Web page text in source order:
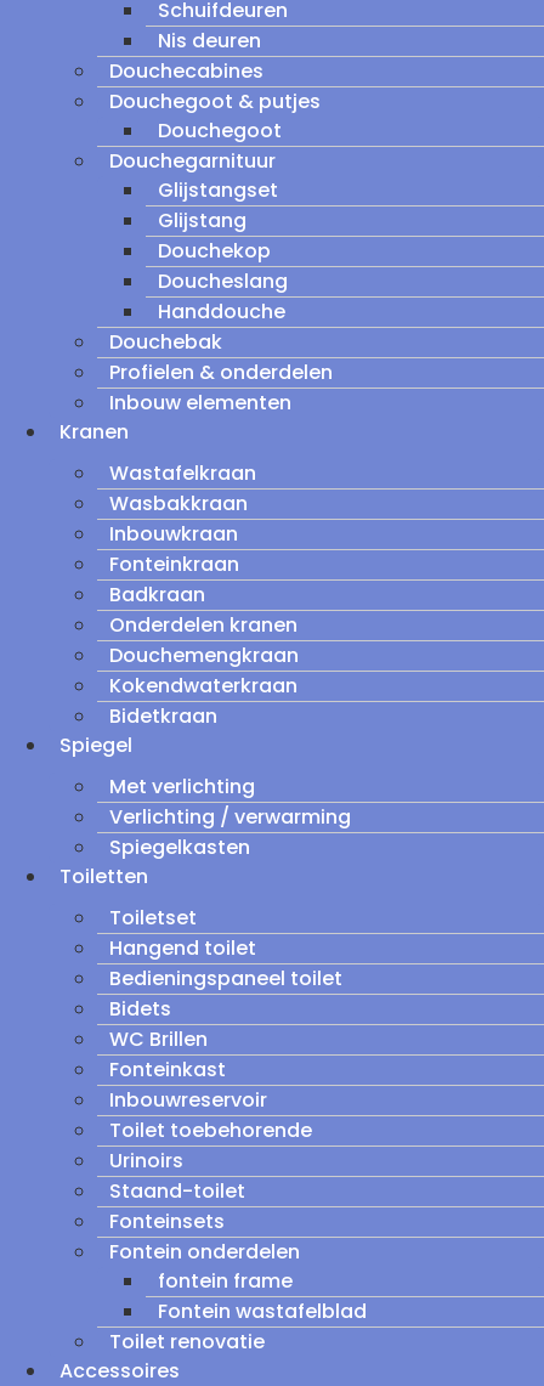
Schuifdeuren
Nis deuren
Douchecabines
Douchegoot & putjes
Douchegoot
Douchegarnituur
Glijstangset
Glijstang
Douchekop
Doucheslang
Handdouche
Douchebak
Profielen & onderdelen
Inbouw elementen
Kranen
Wastafelkraan
Wasbakkraan
Inbouwkraan
Fonteinkraan
Badkraan
Onderdelen kranen
Douchemengkraan
Kokendwaterkraan
Bidetkraan
Spiegel
Met verlichting
Verlichting / verwarming
Spiegelkasten
Toiletten
Toiletset
Hangend toilet
Bedieningspaneel toilet
Bidets
WC Brillen
Fonteinkast
Inbouwreservoir
Toilet toebehorende
Urinoirs
Staand-toilet
Fonteinsets
Fontein onderdelen
fontein frame
Fontein wastafelblad
Toilet renovatie
Accessoires